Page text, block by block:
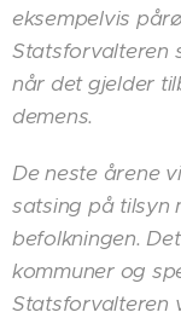
eksempelvis
Statsforvalteren
når det gjelder
demens.
De neste årene
satsing på tilsyn
befolkningen.
kommuner og
Statsforvalteren